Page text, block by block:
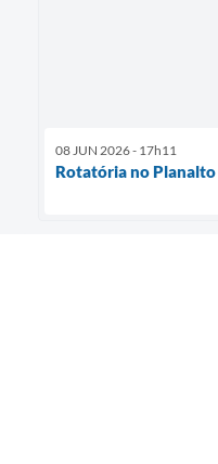
08 JUN 2026 - 17h11
Rotatória no